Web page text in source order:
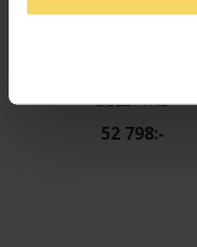
GULDFYND
52 798:-